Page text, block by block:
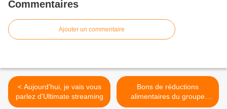
Commentaires
Ajouter un commentaire
< Aujourd'hui, je vais vous
parlez d'Ultimate streaming
Bons de réductions
alimentaires du groupe
Nestlé >